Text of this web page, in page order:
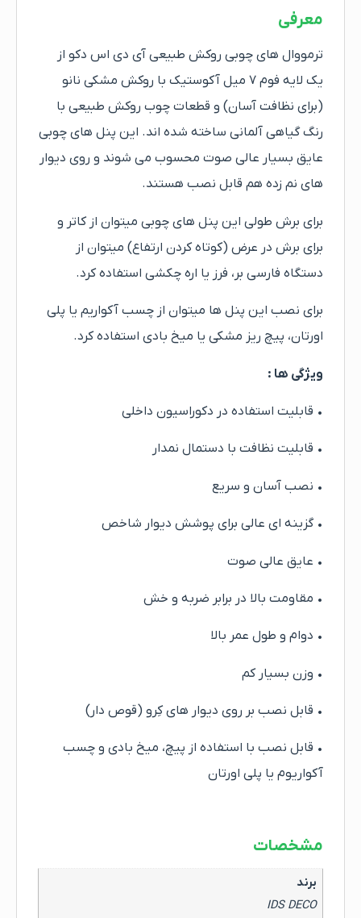
معرفی
ترمووال های چوبی روکش طبیعی آی دی اس دکو از
یک لایه فوم ۷ میل آکوستیک با روکش مشکی نانو
(برای نظافت آسان) و قطعات چوب روکش طبیعی با
رنگ گیاهی آلمانی ساخته شده اند. این پنل های چوبی
عایق بسیار عالی صوت محسوب می شوند و روی دیوار
های نم زده هم قابل نصب هستند.
برای برش طولی این پنل های چوبی میتوان از کاتر و
برای برش در عرض (کوتاه کردن ارتفاع) میتوان از
دستگاه فارسی بر، فرز یا اره چکشی استفاده کرد.
برای نصب این پنل ها میتوان از چسب آکواریم یا پلی
اورتان، پیچ ریز مشکی یا میخ بادی استفاده کرد.
ویژگی ها :
• قابلیت استفاده در دکوراسیون داخلی
• قابلیت نظافت با دستمال نمدار
• نصب آسان و سریع
• گزینه ای عالی برای پوشش دیوار شاخص
• عایق عالی صوت
• مقاومت بالا در برابر ضربه و خش
• دوام و طول عمر بالا
• وزن بسیار کم
• قابل نصب بر روی دیوار های کِرو (قوص دار)
• قابل نصب با استفاده از پیچ، میخ بادی و چسب
آکواریوم یا پلی اورتان
مشخصات
برند
IDS DECO